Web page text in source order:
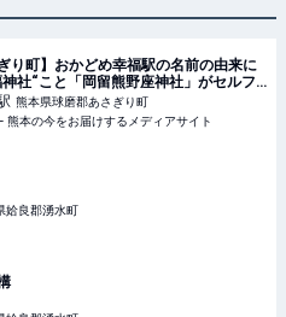
り町】おかどめ幸福駅の名前の由来に
神社“こと「岡留熊野座神社」がセルフ
。 | 肥後ジャーナル – 熊本の今をお届
サイト
熊本県球磨郡あさぎり町
熊本の今をお届けするメディアサイト
姶良郡湧水町